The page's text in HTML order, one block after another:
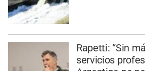
Rapetti: “Sin
servicios